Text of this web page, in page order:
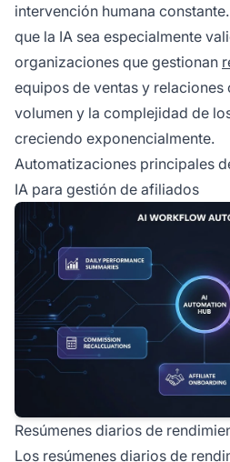
intervención humana
que la IA sea especialmente
organizaciones que gestionan
equipos de ventas y relaciones
volumen y la complejidad de
creciendo exponencialmente.
Automatizaciones principales
IA para gestión de afiliados
Resúmenes diarios de
Los resúmenes diarios de